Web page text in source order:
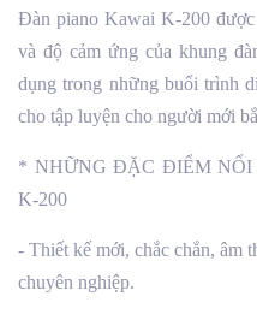
Đàn piano Kawai K-200
và độ cảm ứng của khung
dụng trong những buổi trình
cho tập luyện cho người mới
* NHỮNG ĐẶC ĐIỂM
K-200
- Thiết kế mới, chắc chắn, âm
chuyên nghiệp.